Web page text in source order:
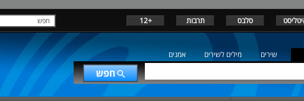
סלבס תרבות +12
שירים מילים לשירים אמנים